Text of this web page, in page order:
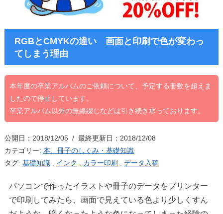
RGBとCMYKの違い 画面と印刷で色が変わっ
てしまう理由
本年度の卒業アルバムのご依頼について、予定する冊数を超えま
したので停止しています。
卒業アルバム以外の無線綴じなどは引き続き承っております。
公開日：2018/12/05 / 最終更新日：2018/12/08
カテゴリー: 本、冊子のしくみ・基礎知識
タグ: 基礎知識, インク カラー印刷 データ入稿
パソコンで作ったイラストや冊子のデータをプリンター
で印刷してみたら、画面で見えている色より少しくすん